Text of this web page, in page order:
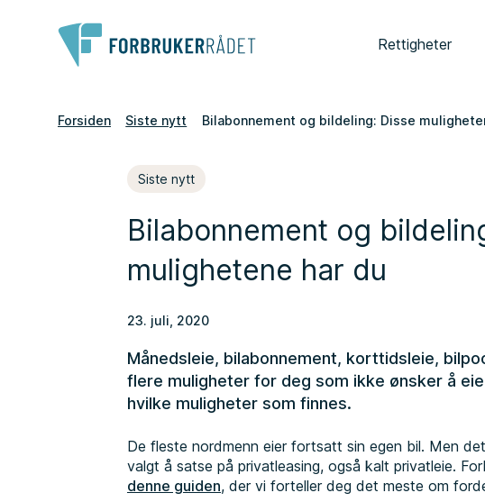
Rettigheter
Forsiden Siste nytt Bilabonnement og bildeling: Disse
Siste nytt
Bilabonnement og
mulighetene har du
23. juli, 2020
Månedsleie, bilabonnement, korttidsleie,
flere muligheter for deg som ikke ønsker å
hvilke muligheter som finnes.
De fleste nordmenn eier fortsatt sin egen bil. Men
valgt å satse på privatleasing, også kalt privatleie.
denne guiden, der vi forteller deg det meste om